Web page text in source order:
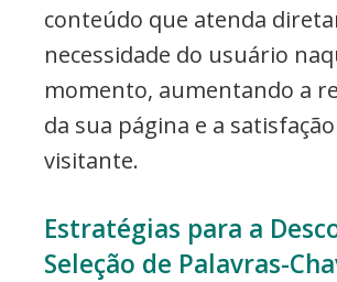
conteúdo que atenda
necessidade do usuário
momento, aumentando a
da sua página e a
visitante.
Estratégias para a
Seleção de Palavras-